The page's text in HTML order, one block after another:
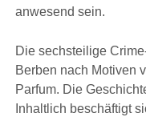
anwesend sein.
Die sechsteilige
Berben nach Motiven
Parfum. Die
Inhaltlich beschäftigt